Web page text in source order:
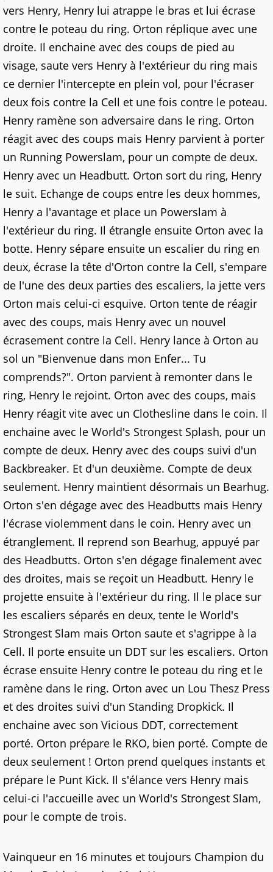
vers Henry, Henry lui atrappe le bras et lui écrase
contre le poteau du ring. Orton réplique avec une
droite. Il enchaine avec des coups de pied au
visage, saute vers Henry à l'extérieur du ring mais
ce dernier l'intercepte en plein vol, pour l'écraser
deux fois contre la Cell et une fois contre le poteau.
Henry ramène son adversaire dans le ring. Orton
réagit avec des coups mais Henry parvient à porter
un Running Powerslam, pour un compte de deux.
Henry avec un Headbutt. Orton sort du ring, Henry
le suit. Echange de coups entre les deux hommes,
Henry a l'avantage et place un Powerslam à
l'extérieur du ring. Il étrangle ensuite Orton avec la
botte. Henry sépare ensuite un escalier du ring en
deux, écrase la tête d'Orton contre la Cell, s'empare
de l'une des deux parties des escaliers, la jette vers
Orton mais celui-ci esquive. Orton tente de réagir
avec des coups, mais Henry avec un nouvel
écrasement contre la Cell. Henry lance à Orton au
sol un "Bienvenue dans mon Enfer... Tu
comprends?". Orton parvient à remonter dans le
ring, Henry le rejoint. Orton avec des coups, mais
Henry réagit vite avec un Clothesline dans le coin. Il
enchaine avec le World's Strongest Splash, pour un
compte de deux. Henry avec des coups suivi d'un
Backbreaker. Et d'un deuxième. Compte de deux
seulement. Henry maintient désormais un Bearhug.
Orton s'en dégage avec des Headbutts mais Henry
l'écrase violemment dans le coin. Henry avec un
étranglement. Il reprend son Bearhug, appuyé par
des Headbutts. Orton s'en dégage finalement avec
des droites, mais se reçoit un Headbutt. Henry le
projette ensuite à l'extérieur du ring. Il le place sur
les escaliers séparés en deux, tente le World's
Strongest Slam mais Orton saute et s'agrippe à la
Cell. Il porte ensuite un DDT sur les escaliers. Orton
écrase ensuite Henry contre le poteau du ring et le
ramène dans le ring. Orton avec un Lou Thesz Press
et des droites suivi d'un Standing Dropkick. Il
enchaine avec son Vicious DDT, correctement
porté. Orton prépare le RKO, bien porté. Compte de
deux seulement ! Orton prend quelques instants et
prépare le Punt Kick. Il s'élance vers Henry mais
celui-ci l'accueille avec un World's Strongest Slam,
pour le compte de trois.
Vainqueur en 16 minutes et toujours Champion du